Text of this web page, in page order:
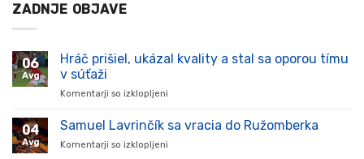
ZADNJE OBJAVE
06
Avg
Hráč prišiel, ukázal kvality a stal sa oporou tímu
v súťaži
Komentarji so izklopljeni
prišiel,
04
Avg
Samuel Lavrinčík sa vracia do Ružomberka
Komentarji so izklopljeni